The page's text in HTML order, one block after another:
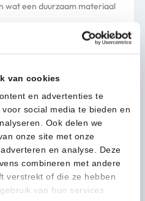
van cookies
en advertenties te
social media te bieden en
Ook delen we
onze site met onze
en analyse. Deze
combineren met andere
verstrekt of die ze hebben
van hun services.
wat een duurzaam materiaal